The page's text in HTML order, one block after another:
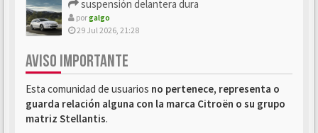
suspensión delantera dura
porgalgo
29 Jul 2026, 21:28
AVISO IMPORTANTE
Esta comunidad de usuarios no pertenece, representa o
guarda relación alguna con la marca Citroën o su grupo
matriz Stellantis.